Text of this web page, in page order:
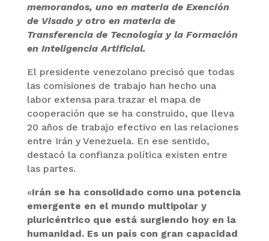
memorandos, uno en materia de Exención
de Visado y otro en materia de
Transferencia de Tecnología y la Formación
en Inteligencia Artificial.
El presidente venezolano precisó que todas
las comisiones de trabajo han hecho una
labor extensa para trazar el mapa de
cooperación que se ha construido, que lleva
20 años de trabajo efectivo en las relaciones
entre Irán y Venezuela. En ese sentido,
destacó la confianza política existen entre
las partes.
«Irán se ha consolidado como una potencia
emergente en el mundo multipolar y
pluricéntrico que está surgiendo hoy en la
humanidad. Es un país con gran capacidad